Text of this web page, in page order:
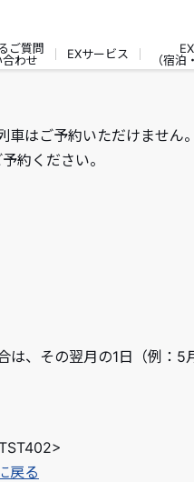
ご質問
わせ
EXサービス
（宿泊
はご予約いただけません。
約ください。
その翌月の1日（例：5
戻る